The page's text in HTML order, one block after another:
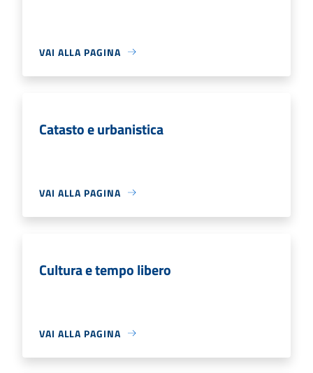
VAI ALLA PAGINA
Catasto e urbanistica
VAI ALLA PAGINA
Cultura e tempo libero
VAI ALLA PAGINA